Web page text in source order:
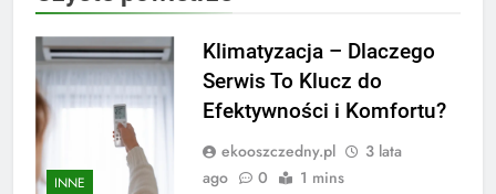
INNE
Klimatyzacja – Dlaczego
Serwis To Klucz do
Efektywności i Komfortu?
ekooszczedny.pl
3 lata
ago
0 1 mins